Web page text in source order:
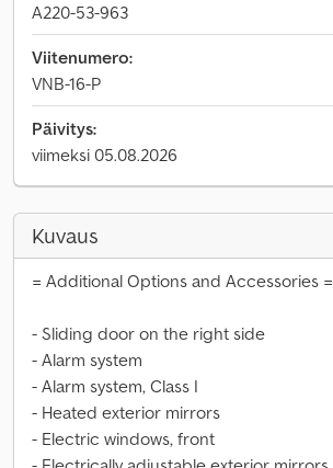
A220-53-963
Viitenumero:
VNB-16-P
Päivitys:
viimeksi 05.08.2026
Kuvaus
= Additional Options and Accessories =
- Sliding door on the right side
- Alarm system
- Alarm system, Class I
- Heated exterior mirrors
- Electric windows, front